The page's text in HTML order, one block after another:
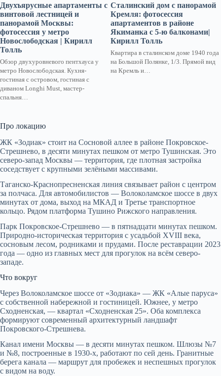
Двухъярусные апартаменты с
винтовой лестницей и
панорамой Москвы:
фотосессия у метро
Новослободская | Кирилл
Толль
Обзор двухуровневого пентхауса у
метро Новослободская. Кухня-
гостиная с островом, гостиная с
диваном Longhi Must, мастер-
спальня…
Сталинский дом с панорамой
Кремля: фотосессия
апартаментов в районе
Якиманка с 5-ю балконами|
Кирилл Толль
Квартира в сталинском доме 1940 года
на Большой Полянке, 1/3. Прямой вид
на Кремль и…
Про локацию
ЖК «Зодиак» стоит на Сосновой аллее в районе Покровское-
Стрешнево, в десяти минутах пешком от метро Тушинская. Это
северо-запад Москвы — территория, где плотная застройка
соседствует с крупными зелёными массивами.
Таганско-Краснопресненская линия связывает район с центром
за полчаса. Для автомобилистов — Волоколамское шоссе в двух
минутах от дома, выход на МКАД и Третье транспортное
кольцо. Рядом платформа Тушино Рижского направления.
Парк Покровское-Стрешнево — в пятнадцати минутах пешком.
Природно-историческая территория с усадьбой XVIII века,
сосновым лесом, родниками и прудами. После реставрации 2023
года — одно из главных мест для прогулок на всём северо-
западе.
Что вокруг
Через Волоколамское шоссе от «Зодиака» — ЖК «Алые паруса»
с собственной набережной и гостиницей. Южнее, у метро
Сходненская, — квартал «Сходненская 25». Оба комплекса
формируют современный архитектурный ландшафт
Покровского-Стрешнева.
Канал имени Москвы — в десяти минутах пешком. Шлюзы №7
и №8, построенные в 1930-х, работают по сей день. Гранитные
берега канала — маршрут для пробежек и неспешных прогулок
с видом на воду.